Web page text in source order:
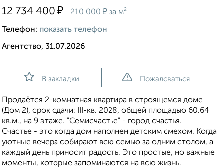
12 734 400 ₽ 210 000 ₽ за м²
Телефон: показать телефон
Агентство, 31.07.2026
В закладки Пожаловаться
Продаётся 2-комнатная квартира в строящемся доме
(Дом 2), срок сдачи: III-кв. 2028, общей площадью 60.64
кв.м., на 9 этаже. "Семисчастье" - город счастья.
Счастье - это когда дом наполнен детским смехом. Когда
уютные вечера собирают всю семью за одним столом, а
каждый день приносит радость. Это простые, но важные
моменты, которые запоминаются на всю жизнь.